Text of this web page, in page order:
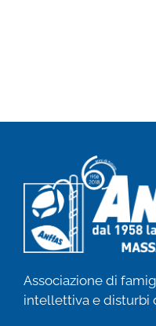
Associazione di
intellettiva e disturbi